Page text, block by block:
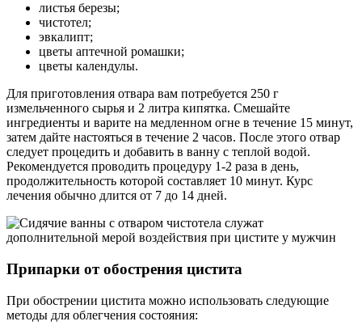
листья березы;
чистотел;
эвкалипт;
цветы аптечной ромашки;
цветы календулы.
Для приготовления отвара вам потребуется 250 г
измельченного сырья и 2 литра кипятка. Смешайте
ингредиенты и варите на медленном огне в течение 15 минут,
затем дайте настояться в течение 2 часов. После этого отвар
следует процедить и добавить в ванну с теплой водой.
Рекомендуется проводить процедуру 1-2 раза в день,
продолжительность которой составляет 10 минут. Курс
лечения обычно длится от 7 до 14 дней.
Припарки от обострения цистита
При обострении цистита можно использовать следующие
методы для облегчения состояния: